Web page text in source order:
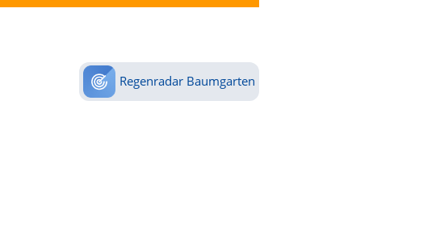
Regenradar Baumgarten